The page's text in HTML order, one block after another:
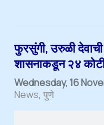
फुरसुंगी, उरुळी देवाची
शासनाकडून २४
Wednesday, 16
News पुणे